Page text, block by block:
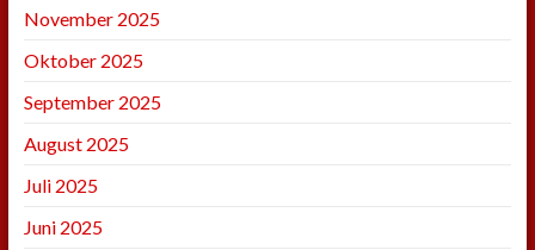
November 2025
Oktober 2025
September 2025
August 2025
Juli 2025
Juni 2025